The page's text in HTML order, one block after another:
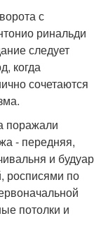
с
ринальди
следует
когда
сочетаются
поражали
- передняя,
и будуар
росписями по
потолки и